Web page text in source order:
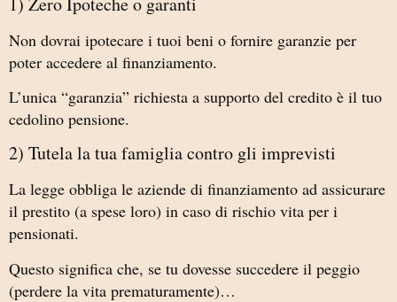
Non dovrai ipotecare i tuoi beni o fornire garanzie per
poter accedere al finanziamento.
L’unica “garanzia” richiesta a supporto del credito è il tuo
cedolino pensione.
2) Tutela la tua famiglia contro gli imprevisti
La legge obbliga le aziende di finanziamento ad assicurare
il prestito (a spese loro) in caso di rischio vita per i
pensionati.
Questo significa che, se tu dovesse succedere il peggio
(perdere la vita prematuramente)…